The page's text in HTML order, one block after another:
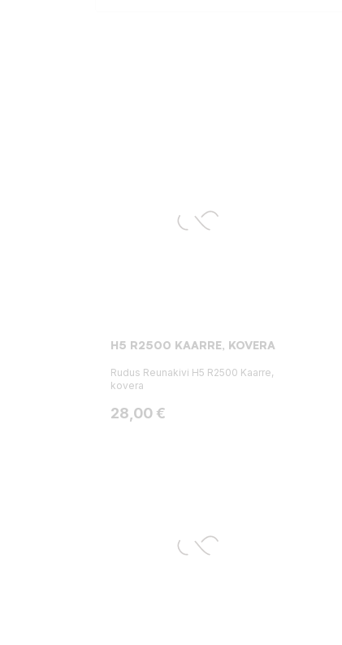
H5 R2500 KAARRE, KOVERA
Rudus Reunakivi H5 R2500 Kaarre,
kovera
Hinta
28,00 €